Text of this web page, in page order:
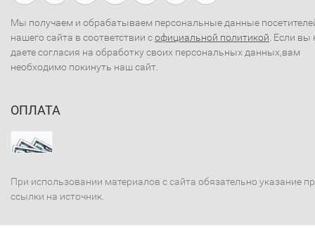
Мы получаем и обрабатываем персональные данные
нашего сайта в соответствии софициальной политикой. Если вы
даете согласия на обработку своих персональных данных,вам
необходимо покинуть наш сайт.
ОПЛАТА
При использовании материалов с сайта обязательно указание
ссылки на источник.